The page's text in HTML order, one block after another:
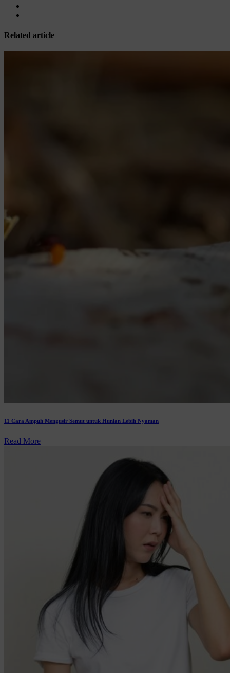
Related article
11 Cara Ampuh Mengusir Semut untuk Hunian Lebih Nyaman
Read More